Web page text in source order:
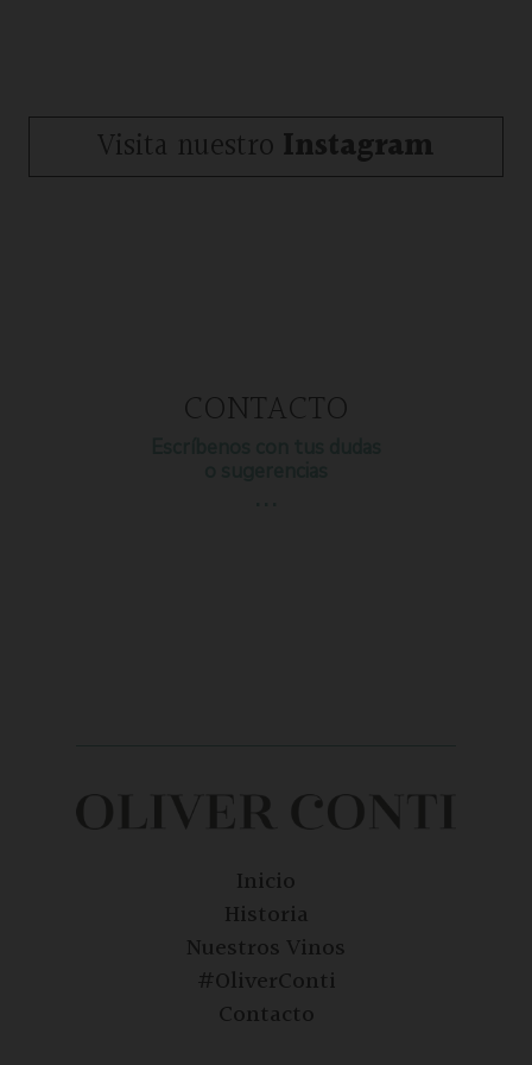
Visita nuestro Instagram
CONTACTO
Inicio
Historia
Nuestros Vinos
#OliverConti
Contacto